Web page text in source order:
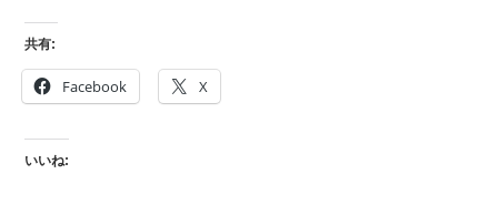
共有:
Facebook X
いいね: